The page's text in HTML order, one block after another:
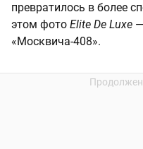
превратилось в более
этом фото Elite De Luxe
«Москвича-408».